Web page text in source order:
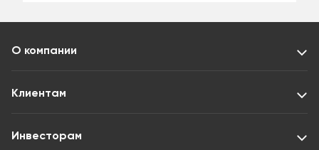
О компании
Клиентам
Инвесторам